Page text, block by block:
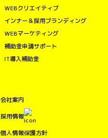
WEBクリエイティブ
インナー＆採用ブランディング
WEBマーケティング
補助金申請サポート
IT導入補助金
会社案内
採用情報
個人情報保護方針